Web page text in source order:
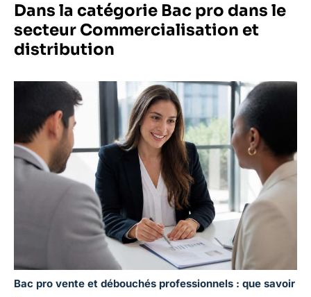
Dans la catégorie Bac pro dans le
secteur Commercialisation et
distribution
Bac pro vente et débouchés professionnels : que savoir